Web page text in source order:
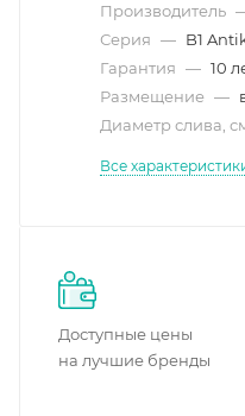
Производитель
Серия — B1
Гарантия — 10
Размещение —
Диаметр слива,
Все
Доступные цены
на лучшие бренды